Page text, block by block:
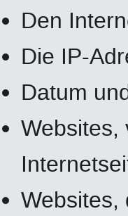
Den
Die IP-
Datum
Websites,
Websites,